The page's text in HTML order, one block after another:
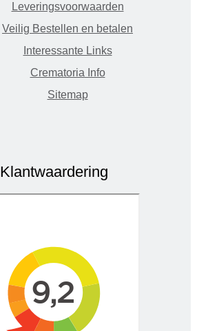
Leveringsvoorwaarden
Veilig Bestellen en betalen
Interessante Links
Crematoria Info
Sitemap
Klantwaardering